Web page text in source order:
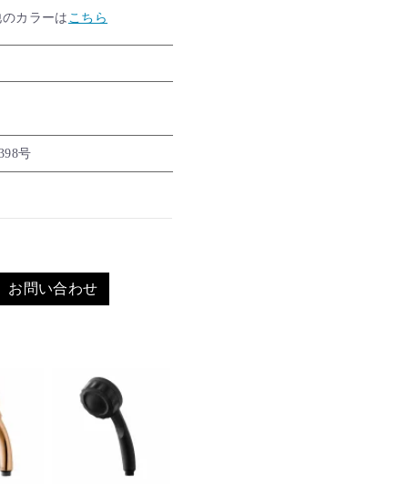
カラーは こちら
号
お問い合わせ